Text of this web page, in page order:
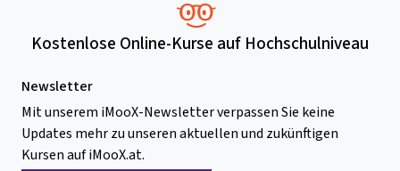
Kostenlose Online-Kurse auf Hochschulniveau
Newsletter
Mit unserem iMooX-Newsletter verpassen Sie keine
Updates mehr zu unseren aktuellen und zukünftigen
Kursen auf iMooX.at.